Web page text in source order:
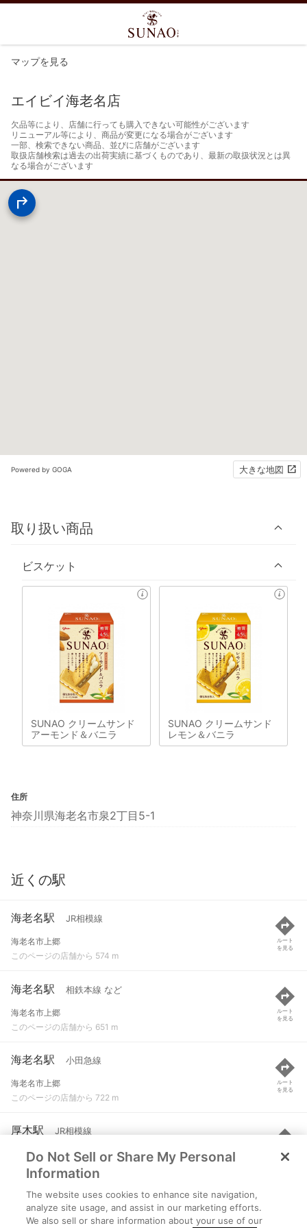
マップを見る
エイビイ海老名店
欠品等により、店舗に行っても購入できない可能性がございます
リニューアル等により、商品が変更になる場合がございます
一部、検索できない商品、並びに店舗がございます
取扱店舗検索は過去の出荷実績に基づくものであり、最新の取扱状況とは異
なる場合がございます
Powered by GOGA 大きな地図
取り扱い商品
ビスケット
SUNAO クリームサンド
アーモンド＆バニラ
SUNAO クリームサンド
レモン＆バニラ
住所
神奈川県海老名市泉2丁目5-1
近くの駅
海老名駅 JR相模線
海老名市上郷
このページの店舗から 574 m
ルート
を見る
海老名駅 相鉄本線 など
海老名市上郷
このページの店舗から 651 m
ルート
を見る
海老名駅 小田急線
海老名市上郷
このページの店舗から 722 m
ルート
を見る
厚木駅 JR相模線
海老名市河原口
このページの店舗から 2.1 km
ルート
を見る
入谷駅 JR相模線
神奈川県座間市入谷西五丁目45番1号
Do Not Sell or Share My Personal
Information
The website uses cookies to enhance site navigation,
analyze site usage, and assist in our marketing efforts.
We also sell or share information about your use of our